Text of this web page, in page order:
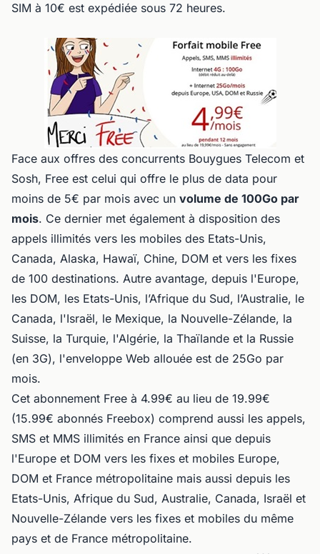
SIM à 10€ est expédiée sous 72 heures.
Face aux offres des concurrents Bouygues Telecom et
Sosh, Free est celui qui offre le plus de data pour
moins de 5€ par mois avec un volume de 100Go par
mois. Ce dernier met également à disposition des
appels illimités vers les mobiles des Etats-Unis,
Canada, Alaska, Hawaï, Chine, DOM et vers les fixes
de 100 destinations. Autre avantage, depuis l'Europe,
les DOM, les Etats-Unis, l’Afrique du Sud, l’Australie, le
Canada, l'Israël, le Mexique, la Nouvelle-Zélande, la
Suisse, la Turquie, l'Algérie, la Thaïlande et la Russie
(en 3G), l'enveloppe Web allouée est de 25Go par
mois.
Cet abonnement Free à 4.99€ au lieu de 19.99€
(15.99€ abonnés Freebox) comprend aussi les appels,
SMS et MMS illimités en France ainsi que depuis
l'Europe et DOM vers les fixes et mobiles Europe,
DOM et France métropolitaine mais aussi depuis les
Etats-Unis, Afrique du Sud, Australie, Canada, Israël et
Nouvelle-Zélande vers les fixes et mobiles du même
pays et de France métropolitaine.